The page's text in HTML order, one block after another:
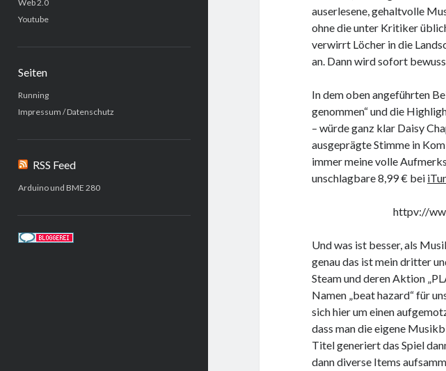
Web 2.0
Youtube
Seiten
Running
Impressum / Datenschutz
RSS Feed
Arduino und BME 280
auserlesene, gehaltvolle
ohne die unter Kritiker
verwirrt Löcher in die
an. Dann wird sofort
In dem oben angeführten
genommen“ und die
– würde ganz klar Daisy
ausgeprägte Stimme in
immer meine volle
unschlagbare 8,99 € bei
httpv://
Und was ist besser, als
genau das ist mein dritter
Steam und deren Aktion
Namen „beat hazard“ für
sich hier um einen
dass man die eigene
Titel generiert das Spiel
dann diverse Items